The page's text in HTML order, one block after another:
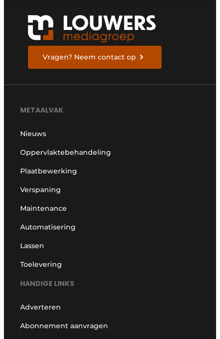
Vragen? Neem contact op
METAALVAK
Nieuws
Oppervlaktebehandeling
Plaatbewerking
Verspaning
Maintenance
Automatisering
Lassen
Toelevering
HANDIGE LINKS
Adverteren
Abonnement aanvragen